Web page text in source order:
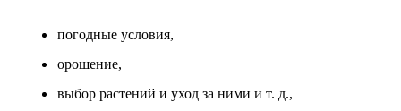
погодные условия,
орошение,
выбор растений и уход за ними и т. д.,